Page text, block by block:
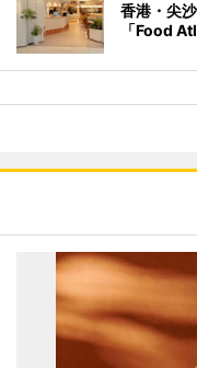
香港・尖
「Food